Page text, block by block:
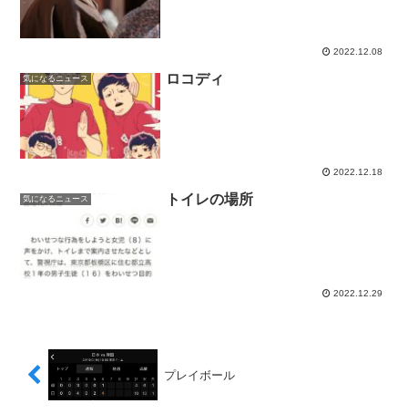
2022.12.08
気になるニュース ロコディ
2022.12.18
気になるニュース トイレの場所
2022.12.29
プレイボール